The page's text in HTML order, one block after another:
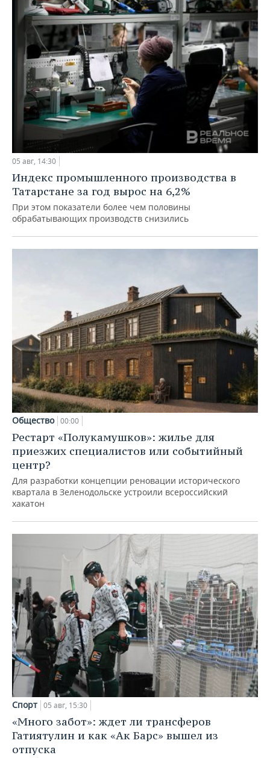
05 авг, 14:30
Индекс промышленного производства в
Татарстане за год вырос на 6,2%
При этом показатели более чем половины
обрабатывающих производств снизились
Общество 00:00
Рестарт «Полукамушков»: жилье для
приезжих специалистов или событийный
центр?
Для разработки концепции реновации исторического
квартала в Зеленодольске устроили всероссийский
хакатон
Спорт 05 авг, 15:30
«Много забот»: ждет ли трансферов
Гатиятулин и как «Ак Барс» вышел из
отпуска